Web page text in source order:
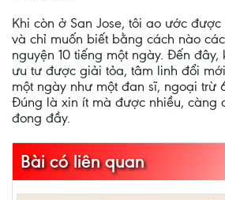
Khi còn ở San Jose, tôi ao ước
và chỉ muốn biết bằng cách nào
nguyện 10 tiếng một ngày. Đến đây,
ưu tư được giải tỏa, tâm linh đổi
một ngày như một đan sĩ, ngoại trừ
Đúng là xin ít mà được nhiều, càng
đong đầy.
Bài có liên quan